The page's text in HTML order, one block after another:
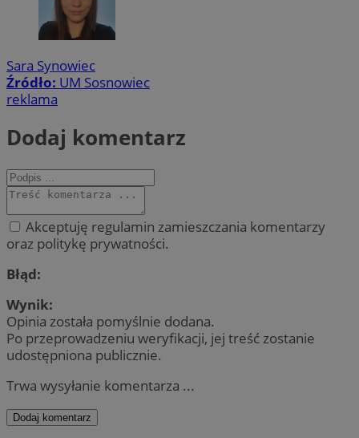
Sara Synowiec
Źródło: UM Sosnowiec
reklama
Dodaj komentarz
Akceptuję regulamin zamieszczania komentarzy
oraz politykę prywatności.
Błąd:
Wynik:
Opinia została pomyślnie dodana.
Po przeprowadzeniu weryfikacji, jej treść zostanie
udostępniona publicznie.
Trwa wysyłanie komentarza ...
Dodaj komentarz